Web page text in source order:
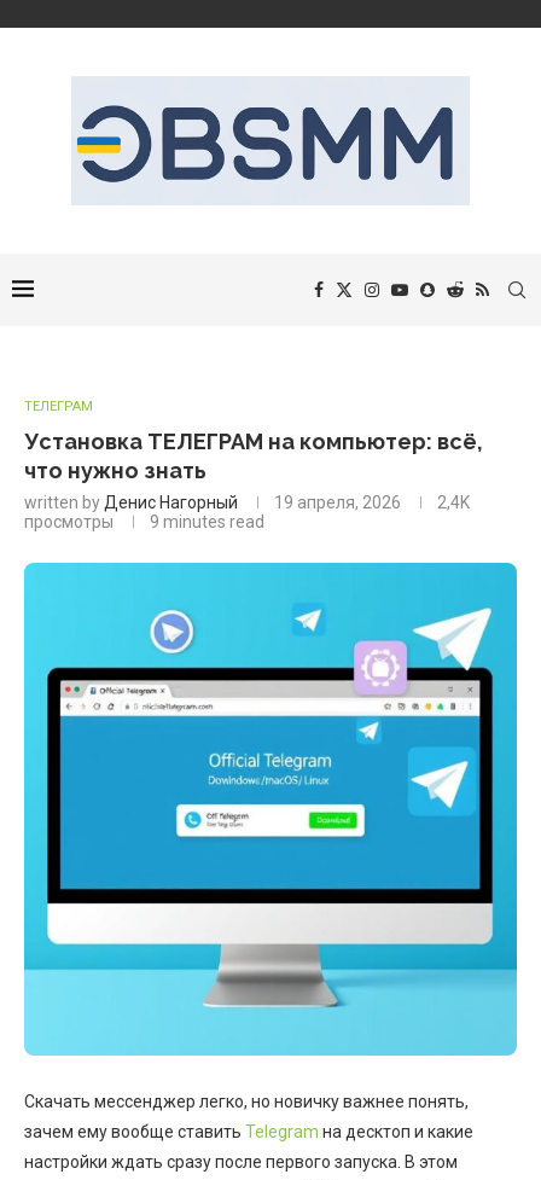
ТЕЛЕГРАМ
Установка ТЕЛЕГРАМ на компьютер: всё,
что нужно знать
written by Денис Нагорный 19 апреля, 2026
2,4K
просмотры
9 minutes read
Скачать мессенджер легко, но новичку важнее понять,
зачем ему вообще ставить Telegram на десктоп и какие
настройки ждать сразу после первого запуска. В этом